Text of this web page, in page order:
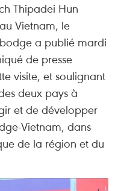
Thipadei Hun
Vietnam, le
a publié mardi
de presse
visite, et soulignant
deux pays à
et de développer
Vietnam, dans
de la région et du